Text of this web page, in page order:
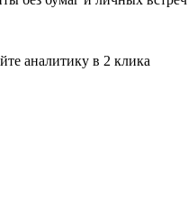
аналитику в 2 клика